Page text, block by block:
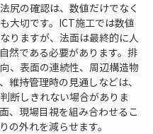
尻の確認は、数値だけでなく
大切です。ICT施工では数値
りますが、法面は最終的に人
然である必要があります。排
、表面の連続性、周辺構造物
維持管理時の見通しなどは、
断しきれない場合がありま
、現場目視を組み合わせるこ
の外れを減らせます。